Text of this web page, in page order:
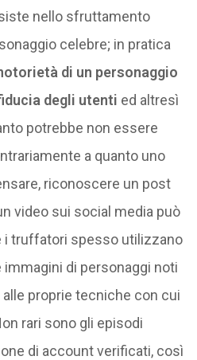
nello sfruttamento
celebre; in pratica
di un personaggio
degli utenti ed altresì
potrebbe non essere
a quanto uno
riconoscere un post
video sui social media può
i truffatori spesso utilizzano
di personaggi noti
proprie tecniche con cui
rari sono gli episodi
di account verificati, così